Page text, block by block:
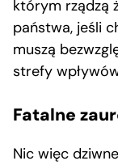
którym rządzą
państwa, jeśli
muszą
strefy
Fatalne
Nic więc